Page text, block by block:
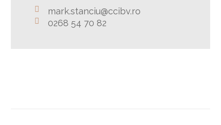
mark.stanciu@ccibv.ro
0268 54 70 82